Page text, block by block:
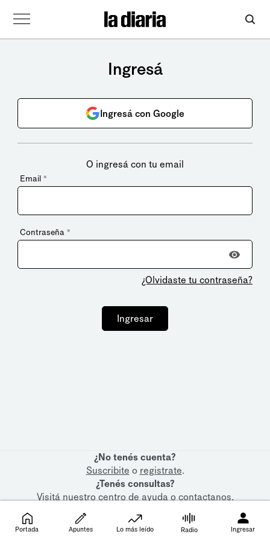
Ingresá
Ingresá con Google
O ingresá con tu email
Email *
Contraseña *
¿Olvidaste tu contraseña?
Ingresar
¿No tenés cuenta?
Suscribite o registrate.
¿Tenés consultas?
Visitá nuestrocentro de ayudaocontactanos.
Portada Apuntes Lo más leído Radio Ingresar